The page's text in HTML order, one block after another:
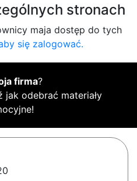
stronach
maja dostęp do tych
się zalogować.
firma?
jak odebrać materiały